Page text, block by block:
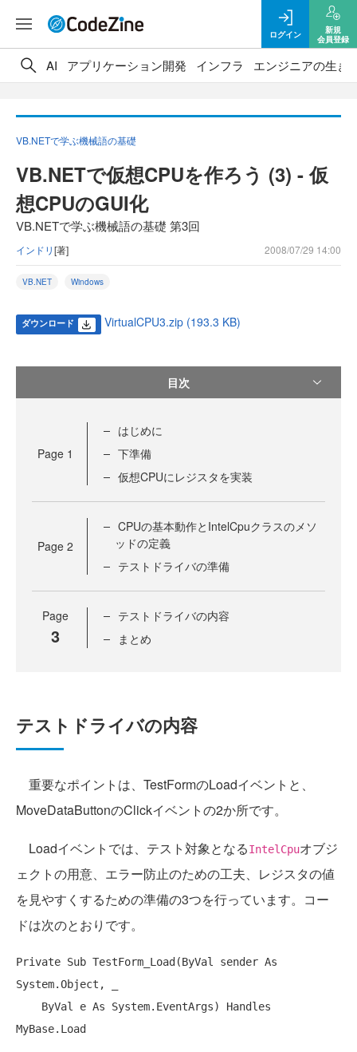
ログイン
新規
会員登録
AI アプリケーション開発 インフラ エンジニアの生き
VB.NETで学ぶ機械語の基礎
VB.NETで仮想CPUを作ろう (3) - 仮
想CPUのGUI化
VB.NETで学ぶ機械語の基礎 第3回
インドリ[著] 2008/07/29 14:00
VB.NET Windows
ダウンロード VirtualCPU3.zip (193.3 KB)
目次
Page 1
はじめに
下準備
仮想CPUにレジスタを実装
Page 2
CPUの基本動作とIntelCpuクラスのメソ
ッドの定義
テストドライバの準備
Page
3
テストドライバの内容
まとめ
テストドライバの内容
重要なポイントは、TestFormのLoadイベントと、
MoveDataButtonのClickイベントの2か所です。
Loadイベントでは、テスト対象となるIntelCpuオブジ
ェクトの用意、エラー防止のための工夫、レジスタの値
を見やすくするための準備の3つを行っています。コー
ドは次のとおりです。
Private Sub TestForm_Load(ByVal sender As
System.Object, _
ByVal e As System.EventArgs) Handles
MyBase.Load